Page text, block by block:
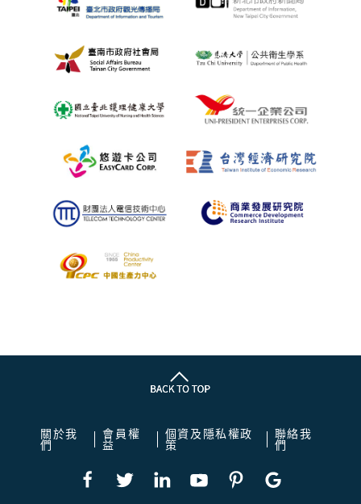
關於我
們
會員權
益
個資及隱私權政
策
聯絡我
們